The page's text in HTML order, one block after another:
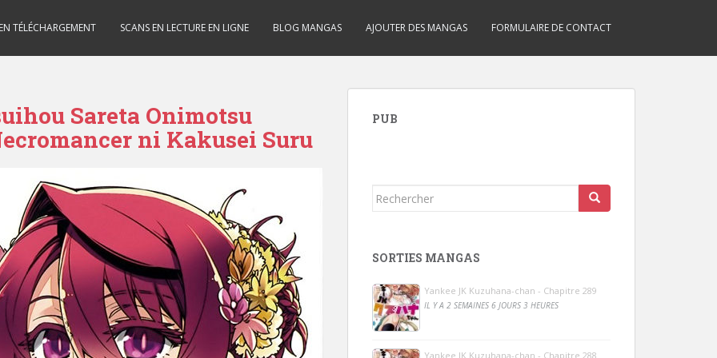
TÉLÉCHARGEMENT SCANS EN LECTURE EN LIGNE BLOG MANGAS AJOUTER DES MANGAS FORMULAIRE DE CONTACT
Sareta Onimotsu
ni Kakusei Suru
PUB
Rechercher...
SORTIES MANGAS
Yankee JK Kuzuhana-chan - Chapitre 289
IL Y A 2 SEMAINES 6 JOURS 3 HEURES
Yankee JK Kuzuhana-chan - Chapitre 288